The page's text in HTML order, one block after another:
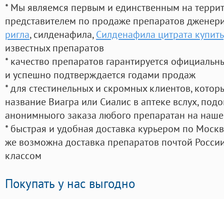
* Мы являемся первым и единственным на
представителем по продаже препаратов
ригла, силденафила, Силденафила цитрата купить
известных препаратов
* качество препаратов гарантируется
и успешно подтверждается годами продаж
* для стестинельных и скромных клиентов,
название Виагра или Сиалис в аптеке вслух,
анонимныого заказа любого препаратан на
* быстрая и удобная доставка курьером по
же возможна доставка препаратов почтой
классом
Покупать у нас выгодно